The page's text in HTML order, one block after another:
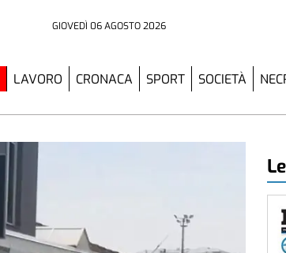
GIOVEDÌ 06 AGOSTO 2026
LAVORO CRONACA SPORT SOCIETÀ